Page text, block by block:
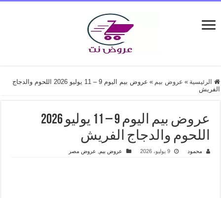
الرئيسية » عروض بيم »
عروض بيم اليوم 9 – 11 يوليو 2026 اللحوم والدجاج
الفريش
عروض بيم اليوم 9 – 11 يوليو 2026
اللحوم والدجاج الفريش
محمود 9 يوليو، 2026 عروض بيم عروض مصر